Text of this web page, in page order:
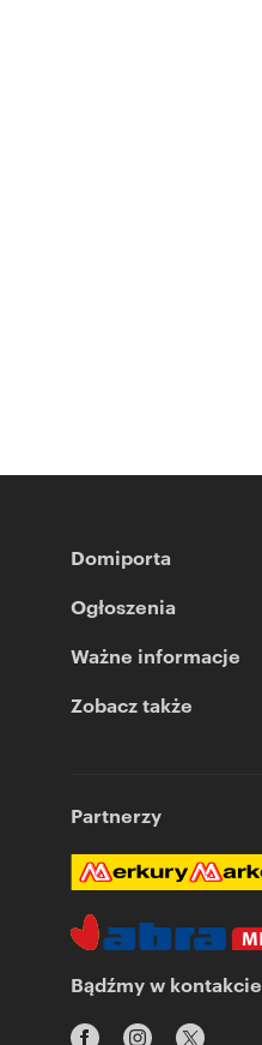
Domiporta
Ogłoszenia
Ważne informacje
Zobacz także
Partnerzy
Bądźmy w kontakcie